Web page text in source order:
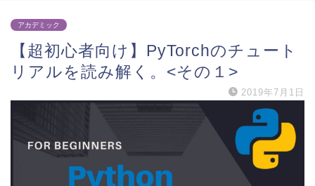
アカデミック
【超初心者向け】PyTorchのチュート
リアルを読み解く。<その１>
2019年7月1日